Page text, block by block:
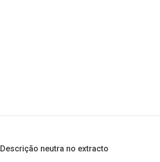
Descrição neutra no extracto